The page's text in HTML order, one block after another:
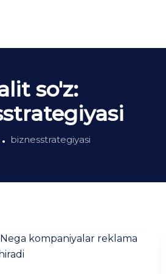
so'z:
biznesstrategiyasi